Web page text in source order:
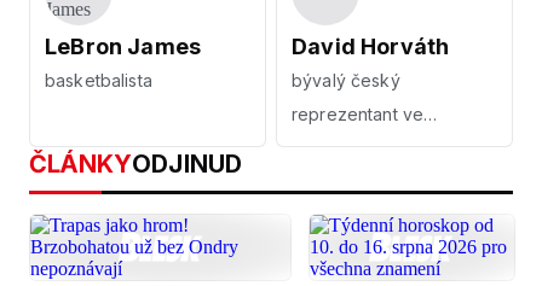
LeBron James
basketbalista
David Horváth
bývalý český
reprezentant ve
snowboardingu, fotograf
ČLÁNKYODJINUD